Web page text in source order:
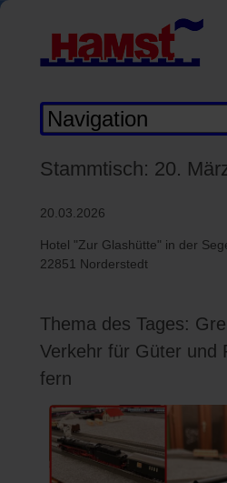
Zielseite
Stammtisch: 20.
20.03.2026
Hotel "Zur Glashütte" in der
22851 Norderstedt
Thema des Tages:
Verkehr für Güter und
fern